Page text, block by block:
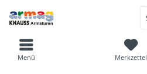
Merkzettel
Menü